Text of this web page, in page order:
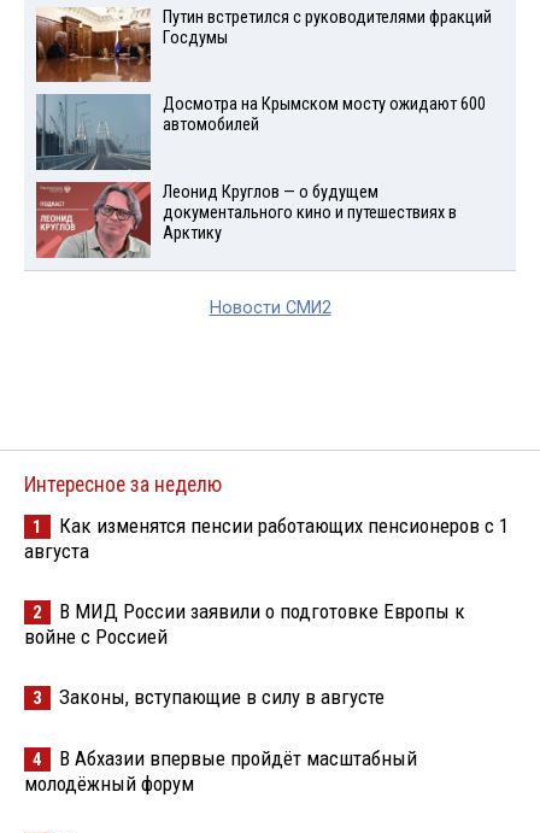
Путин встретился с руководителями фракций
Госдумы
Досмотра на Крымском мосту ожидают 600
автомобилей
Леонид Круглов — о будущем
документального кино и путешествиях в
Арктику
Новости СМИ2
Интересное за неделю
1
Как изменятся пенсии работающих пенсионеров с 1
августа
2
В МИД России заявили о подготовке Европы к
войне с Россией
3 Законы, вступающие в силу в августе
4
В Абхазии впервые пройдёт масштабный
молодёжный форум